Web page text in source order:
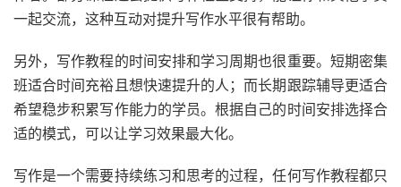
一起交流，这种互动对提升写作水平很有帮助。
另外，写作教程的时间安排和学习周期也很重要。短期密集
班适合时间充裕且想快速提升的人；而长期跟踪辅导更适合
希望稳步积累写作能力的学员。根据自己的时间安排选择合
适的模式，可以让学习效果最大化。
写作是一个需要持续练习和思考的过程，任何写作教程都只